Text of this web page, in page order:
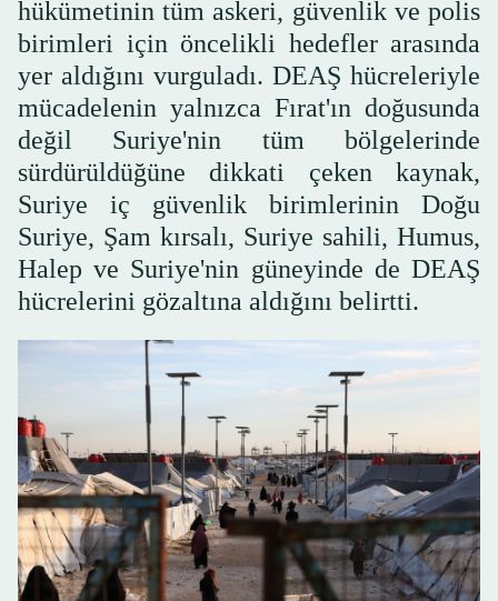
hükümetinin tüm askeri, güvenlik ve polis
birimleri için öncelikli hedefler arasında
yer aldığını vurguladı. DEAŞ hücreleriyle
mücadelenin yalnızca Fırat'ın doğusunda
değil Suriye'nin tüm bölgelerinde
sürdürüldüğüne dikkati çeken kaynak,
Suriye iç güvenlik birimlerinin Doğu
Suriye, Şam kırsalı, Suriye sahili, Humus,
Halep ve Suriye'nin güneyinde de DEAŞ
hücrelerini gözaltına aldığını belirtti.